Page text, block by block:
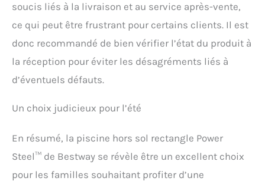
soucis liés à la livraison et au service après-vente,
ce qui peut être frustrant pour certains clients. Il est
donc recommandé de bien vérifier l’état du produit à
la réception pour éviter les désagréments liés à
d’éventuels défauts.
Un choix judicieux pour l’été
En résumé, la piscine hors sol rectangle Power
Steel™ de Bestway se révèle être un excellent choix
pour les familles souhaitant profiter d’une